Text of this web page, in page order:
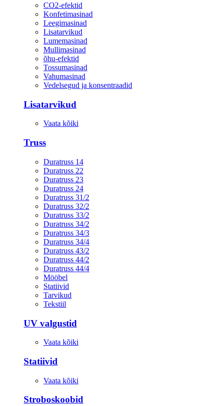
CO2-efektid
Konfetimasinad
Leegimasinad
Lisatarvikud
Lumemasinad
Mullimasinad
õhu-efektid
Tossumasinad
Vahumasinad
Vedelsegud ja konsentraadid
Lisatarvikud
Vaata kõiki
Truss
Duratruss 14
Duratruss 22
Duratruss 23
Duratruss 24
Duratruss 31/2
Duratruss 32/2
Duratruss 33/2
Duratruss 34/2
Duratruss 34/3
Duratruss 34/4
Duratruss 43/2
Duratruss 44/2
Duratruss 44/4
Mööbel
Statiivid
Tarvikud
Tekstiil
UV valgustid
Vaata kõiki
Statiivid
Vaata kõiki
Stroboskoobid